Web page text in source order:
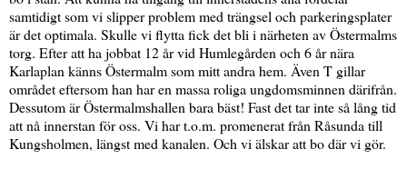
samtidigt som vi slipper problem med trängsel och parkeringsplater
är det optimala. Skulle vi flytta fick det bli i närheten av Östermalms
torg. Efter att ha jobbat 12 år vid Humlegården och 6 år nära
Karlaplan känns Östermalm som mitt andra hem. Även T gillar
området eftersom han har en massa roliga ungdomsminnen därifrån.
Dessutom är Östermalmshallen bara bäst! Fast det tar inte så lång tid
att nå innerstan för oss. Vi har t.o.m. promenerat från Råsunda till
Kungsholmen, längst med kanalen. Och vi älskar att bo där vi gör.